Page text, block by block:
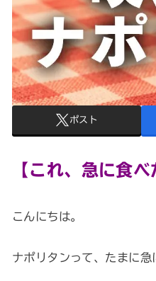
ポスト
【これ、急に食
こんにちは。
ナポリタンって、たまに急